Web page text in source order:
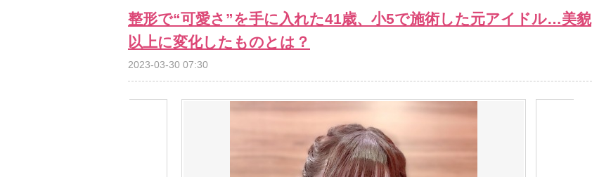
整形で“可愛さ”を手に入れた41歳、小5で施術した元アイドル…美貌
以上に変化したものとは？
2023-03-30 07:30